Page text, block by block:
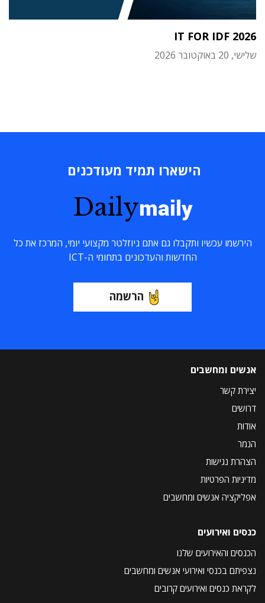
IT FOR IDF 2026
שלישי, 20 באוקטובר 2026
הישארו תמיד מעודכנים
Dailymaily
הירשמו עכשיו ותקבלו גם אתם ניוזלטר מקצועי יומי, המרכז את כל
החדשות והעדכונים בתחומי ה-ICT
הרשמה
אנשים ומחשבים
יצירת קשר
דרושים
אודות
הנמר
הצהרת נגישות
מדיניות הפרטיות
אפליקציה אנשים ומחשבים
כנסים ואירועים
הכנסים והאירועים שלנו
נצפיתם בכנסי ואירועי אנשים ומחשבים
לקראת כנסים ואירועים קרובים